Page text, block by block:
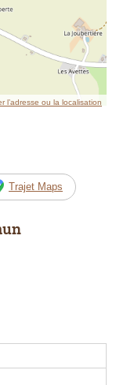
l’adresse ou la localisation
Trajet Maps